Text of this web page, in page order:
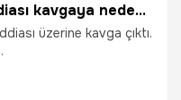
Terminaldeki sözlü taciz iddiası kavgaya neden oldu
üzerine kavga çıktı.